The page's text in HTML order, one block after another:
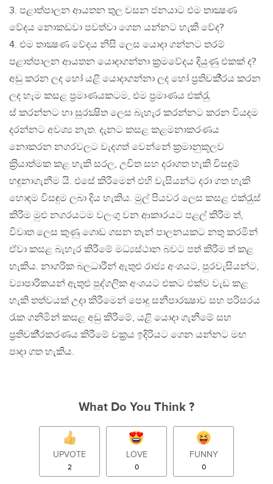
3. පළාත්පාලන ආයතන තුල වසන ජනයාට එම තාක්‍ෂණ
වේදය නොකඩවා පවත්වා ගෙන යන්නට හැකි වේද?
4. එම තාක්‍ෂණ වේදය නිසි ලෙස යොදා ගන්නට තරම්
පළාත්පාලන ආයතන යොදාගන්නා ක‍්‍රමවේදය දියුණු එකක් ද?
අඩු කරන ලද හෝ යළි යොදාගන්නා ලද හෝ ප‍්‍රතිචකී‍්‍රය කරන
ලද හැම කසළ ප‍්‍රමාණයකටම, එම ප‍්‍රමාණය එක්රැු
ස් කරන්නට හා සුරක්‍ෂිත ලෙස බැහැර කරන්නට කරන වියදම
දරන්නට අවශ්‍ය නැත. දැනට කසළ කළමනාකරණය
නොකරන නගරවලට වැදගත් වෙන්නේ ක‍්‍රමානුකූලව
ක‍්‍රියාත්මක කළ හැකි සරල, උචිත සහ දරාගත හැකි විසඳුම්
හඳුනාගැනීම යි. එසේ කිරීමෙන් එහි වැසියන්ට දරා ගත හැකි
හොඳම විසඳුම ලබා දිය හැකිය. මුල් පියවර ලෙස කසළ එක්රැුස්
කිරීම මුළු නගරයටම වලංගු වන ආකාරයට පළල් කිරීම ත්,
විවෘත ලෙස කුණු ගොඩ ගසන තැන් පාලනයකට නතු කරමින්
ඒවා කසළ බැහැර කිරීමේ මධ්‍යස්ථාන බවට පත් කිරීම ත් කළ
හැකිය. නාගරික බලධාරීන් ඇතුළු රාජ්‍ය අංශයට, පුරවැසියන්ට,
ව්‍යාපාරිකයන් ඇතුළු පුද්ගලික අංශයට එකට එක්ව වැඩ කළ
හැකි තත්වයක් උදා කිරීමෙන් පොදු සනීපාරක්‍ෂාව සහ පරිසරය
රැක ගනිමින් කසළ අඩු කිරීමේ, යළි යොදා ගැනීමේ සහ
ප‍්‍රතිචකී‍්‍රකරණය කිරීමේ චක‍්‍රය ඉදිරියට ගෙන යන්නට මඟ
පාදා ගත හැකිය.
What Do You Think ?
UPVOTE
2
LOVE
0
FUNNY
0